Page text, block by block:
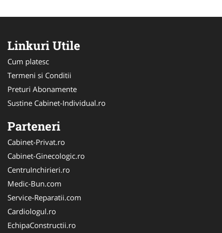
Linkuri Utile
Cum platesc
Termeni si Conditii
Preturi Abonamente
Sustine Cabinet-Individual.ro
Parteneri
Cabinet-Privat.ro
Cabinet-Ginecologic.ro
CentruInchirieri.ro
Medic-Bun.com
Service-Reparatii.com
Cardiologul.ro
EchipaConstructii.ro